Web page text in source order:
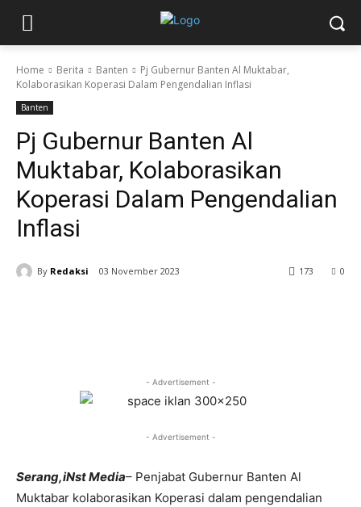
Home Berita Banten
Pj Gubernur Banten Al Muktabar,
Kolaborasikan Koperasi Dalam Pengendalian Inflasi
Banten
Pj Gubernur Banten Al
Muktabar, Kolaborasikan
Koperasi Dalam Pengendalian
Inflasi
By Redaksi 03 November 2023 0
173
- Advertisement -
- Advertisement -
Serang,iNst Media– Penjabat Gubernur Banten Al
Muktabar kolaborasikan Koperasi dalam pengendalian